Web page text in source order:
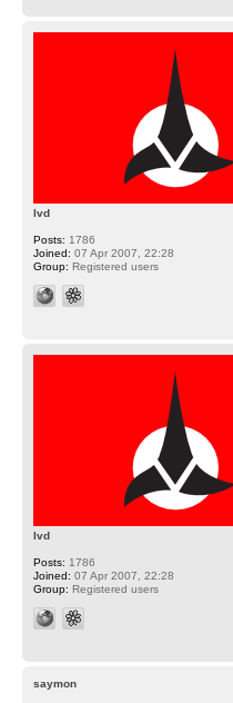
lvd
Posts: 1786
Joined: 07 Apr 2007, 22:28
Group: Registered users
lvd
Posts: 1786
Joined: 07 Apr 2007, 22:28
Group: Registered users
saymon